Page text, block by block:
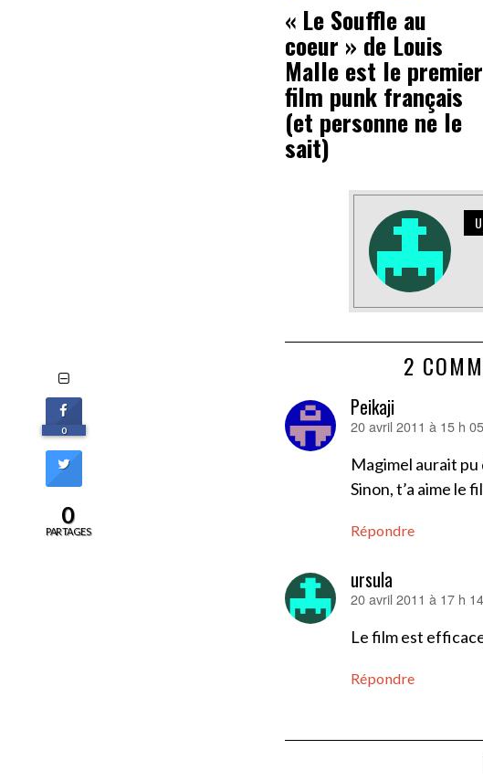
« Le Souffle au
coeur » de Louis
Malle est le premier
film punk français
(et personne ne le
sait)
2
Peikaji
dit :
20 avril 2011 à 15 h
Magimel aurait
Sinon, t’a aime le
Répondre
ursula
dit :
20 avril 2011 à 17 h
Le film est
Répondre
0
0
PARTAGES